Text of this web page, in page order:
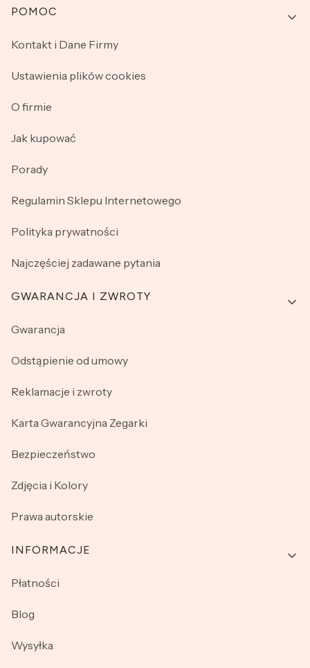
Linki w stopce
POMOC
Kontakt i Dane Firmy
Ustawienia plików cookies
O firmie
Jak kupować
Porady
Regulamin Sklepu Internetowego
Polityka prywatności
Najczęściej zadawane pytania
GWARANCJA I ZWROTY
Gwarancja
Odstąpienie od umowy
Reklamacje i zwroty
Karta Gwarancyjna Zegarki
Bezpieczeństwo
Zdjęcia i Kolory
Prawa autorskie
INFORMACJE
Płatności
Blog
Wysyłka